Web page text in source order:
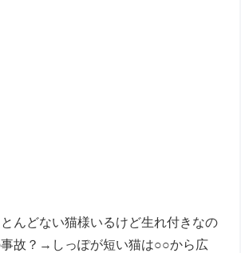
んどない猫様いるけど生れ付きなの
故？→しっぽが短い猫は○○から広